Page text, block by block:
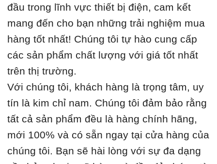
đầu trong lĩnh vực thiết bị điện, cam kết
mang đến cho bạn những trải nghiệm mua
hàng tốt nhất! Chúng tôi tự hào cung cấp
các sản phẩm chất lượng với giá tốt nhất
trên thị trường.
Với chúng tôi, khách hàng là trọng tâm, uy
tín là kim chỉ nam. Chúng tôi đảm bảo rằng
tất cả sản phẩm đều là hàng chính hãng,
mới 100% và có sẵn ngay tại cửa hàng của
chúng tôi. Bạn sẽ hài lòng với sự đa dạng